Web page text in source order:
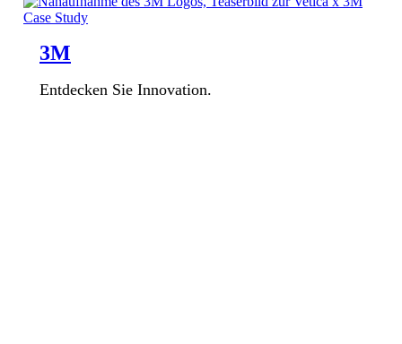
3M
Entdecken Sie Innovation.